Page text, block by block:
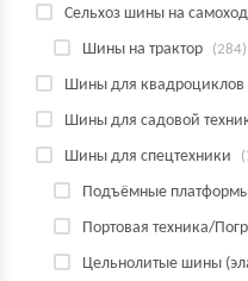
Сельхоз шины на
Шины на трактор (284)
Шины для квадроциклов
Шины для садовой
Шины для спецтехники
Подъёмные
Портовая техника/
Цельнолитые шины